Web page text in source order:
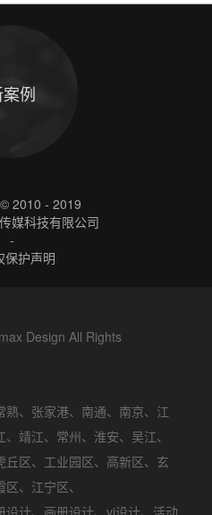
例
2010 - 2019
媒科技有限公司
-
保护声明
Design All Rights
熟、 张家港、 南通、 南京、 江
、 靖江、 常州、 淮安、 吴江、
丘区、 工业园区、 高新区、 玄
区、 江宁区、
设计、 画册设计、 vi设计、 活动